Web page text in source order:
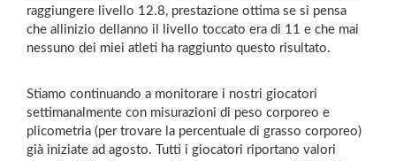
raggiungere livello 12.8, prestazione ottima se si pensa
che allinizio dellanno il livello toccato era di 11 e che mai
nessuno dei miei atleti ha raggiunto questo risultato.
Stiamo continuando a monitorare i nostri giocatori
settimanalmente con misurazioni di peso corporeo e
plicometria (per trovare la percentuale di grasso corporeo)
già iniziate ad agosto. Tutti i giocatori riportano valori